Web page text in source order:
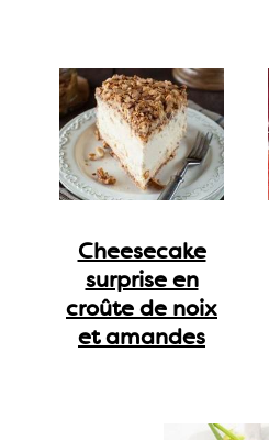
Cheesecake
surprise en
croûte de noix
et amandes